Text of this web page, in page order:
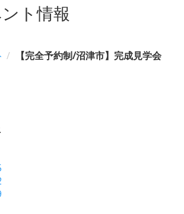
ト情報
【完全予約制/沼津市】完成見学会